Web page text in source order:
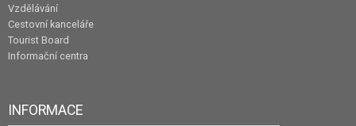
Vzdělávání
Cestovní kanceláře
Tourist Board
Informační centra
INFORMACE